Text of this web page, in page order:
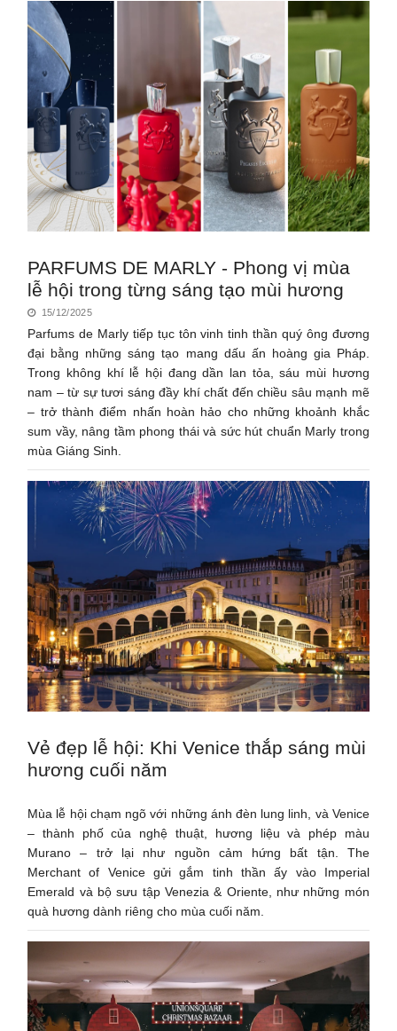
PARFUMS DE MARLY - Phong vị mùa
lễ hội trong từng sáng tạo mùi hương
15/12/2025
Parfums de Marly tiếp tục tôn vinh tinh thần quý ông đương
đại bằng những sáng tạo mang dấu ấn hoàng gia Pháp.
Trong không khí lễ hội đang dần lan tỏa, sáu mùi hương
nam – từ sự tươi sáng đầy khí chất đến chiều sâu mạnh mẽ
– trở thành điểm nhấn hoàn hảo cho những khoảnh khắc
sum vầy, nâng tầm phong thái và sức hút chuẩn Marly trong
mùa Giáng Sinh.
Vẻ đẹp lễ hội: Khi Venice thắp sáng mùi
hương cuối năm
Mùa lễ hội chạm ngõ với những ánh đèn lung linh, và Venice
– thành phố của nghệ thuật, hương liệu và phép màu
Murano – trở lại như nguồn cảm hứng bất tận. The
Merchant of Venice gửi gắm tinh thần ấy vào Imperial
Emerald và bộ sưu tập Venezia & Oriente, như những món
quà hương dành riêng cho mùa cuối năm.